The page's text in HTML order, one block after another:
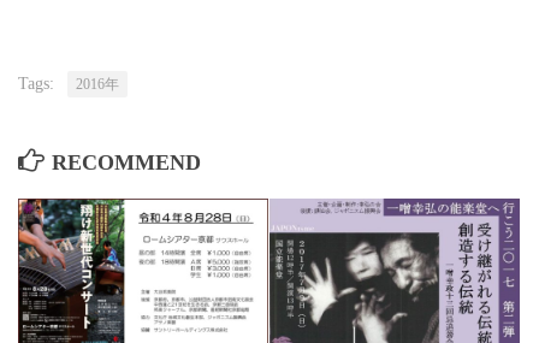
Tags: 2016年
RECOMMEND